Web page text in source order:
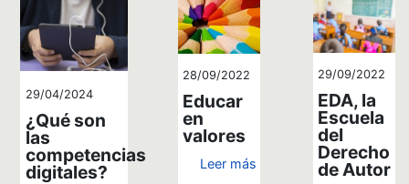
29/04/2024
¿Qué son
las
competencias
digitales?
28/09/2022
Educar
en
valores
Leer más
29/09/2022
EDA, la
Escuela
del
Derecho
de Autor